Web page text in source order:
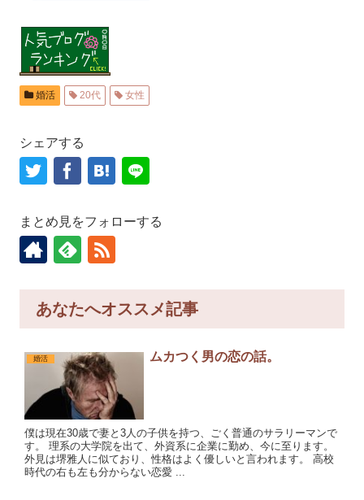
婚活 20代 女性
シェアする
まとめ見をフォローする
あなたへオススメ記事
婚活 ムカつく男の恋の話。
僕は現在30歳で妻と3人の子供を持つ、ごく普通のサラリーマンで
す。 理系の大学院を出て、外資系に企業に勤め、今に至ります。
外見は堺雅人に似ており、性格はよく優しいと言われます。 高校
時代の右も左も分からない恋愛 ...